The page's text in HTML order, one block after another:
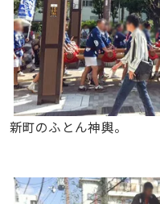
新町のふとん神輿。